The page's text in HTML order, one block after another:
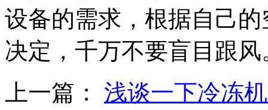
设备的需求，根据自己
决定，千万不要盲目跟风
上一篇： 浅谈一下冷冻